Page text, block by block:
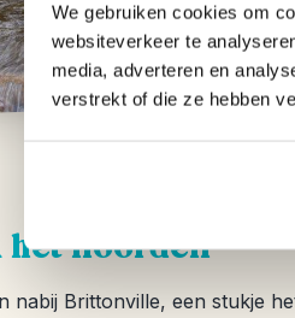
We gebruiken cookies om
websiteverkeer te
media, adverteren en
verstrekt of die ze hebben
het noorden
Brittonville, een stukje